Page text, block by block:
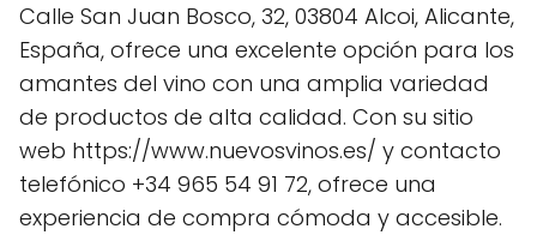
Calle San Juan Bosco, 32, 03804 Alcoi, Alicante,
España, ofrece una excelente opción para los
amantes del vino con una amplia variedad
de productos de alta calidad. Con su sitio
web https://www.nuevosvinos.es/ y contacto
telefónico +34 965 54 91 72, ofrece una
experiencia de compra cómoda y accesible.